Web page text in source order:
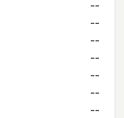
--
--
--
--
--
--
--